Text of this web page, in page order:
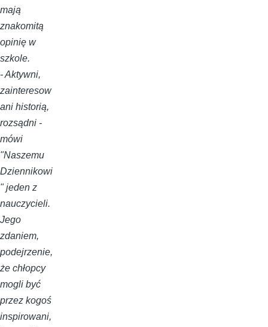
mają
znakomitą
opinię w
szkole.
- Aktywni,
zainteresow
ani historią,
rozsądni -
mówi
"Naszemu
Dziennikowi
" jeden z
nauczycieli.
Jego
zdaniem,
podejrzenie,
że chłopcy
mogli być
przez kogoś
inspirowani,